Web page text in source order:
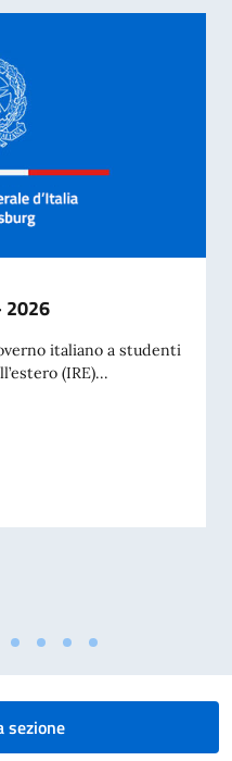
2026
italiano a studenti
(IRE)...
2026
sezione